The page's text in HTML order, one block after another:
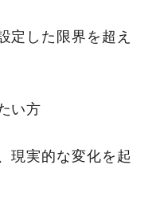
定した限界を超え
い方
現実的な変化を起